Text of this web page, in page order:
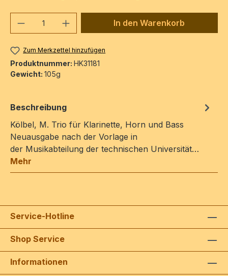
Produkt Anzahl: Gib denIn den Warenkorb
Zum Merkzettel hinzufügen
Produktnummer: HK31181
Gewicht: 105g
Beschreibung
Kölbel, M. Trio für Klarinette, Horn und Bass
Neuausgabe nach der Vorlage in
der Musikabteilung der technischen Universität…
Mehr
Service-Hotline
Shop Service
Informationen